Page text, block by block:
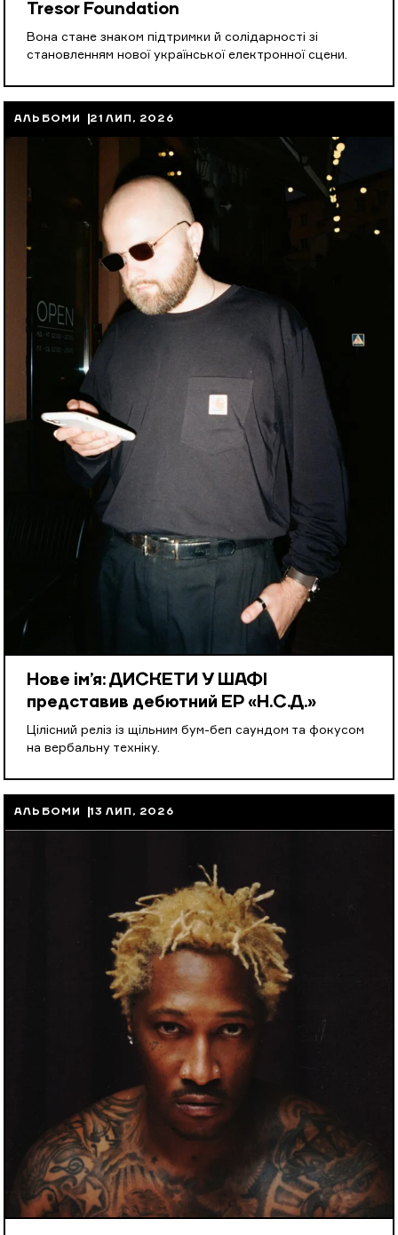
Tresor Foundation
Вона стане знаком підтримки й солідарності зі
становленням нової української електронної сцени.
АЛЬБОМИ 21 ЛИП, 2026
Нове ім’я: ДИСКЕТИ У ШАФІ
представив дебютний EP «Н.С.Д.»
Цілісний реліз із щільним бум-беп саундом та фокусом
на вербальну техніку.
АЛЬБОМИ 13 ЛИП, 2026